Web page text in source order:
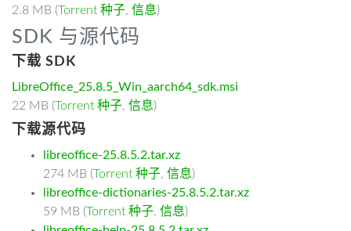
2.8 MB (Torrent 种子, 信息)
SDK 与源代码
下载 SDK
LibreOffice_25.8.5_Win_aarch64_sdk.msi
22 MB (Torrent 种子, 信息)
下载源代码
libreoffice-25.8.5.2.tar.xz
274 MB (Torrent 种子, 信息)
libreoffice-dictionaries-25.8.5.2.tar.xz
59 MB (Torrent 种子, 信息)